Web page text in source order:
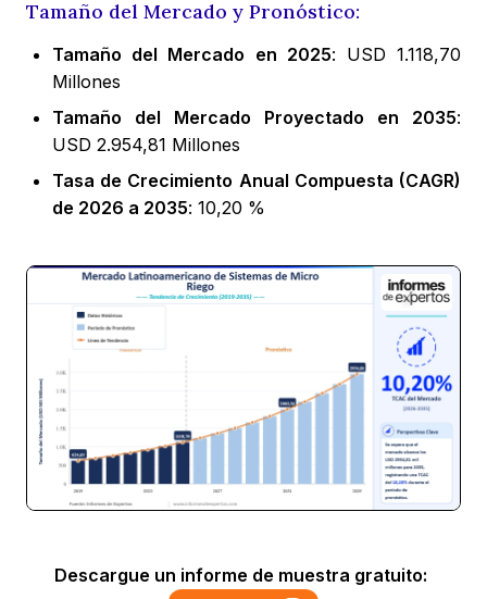
Tamaño del Mercado y Pronóstico:
Tamaño del Mercado en 2025: USD 1.118,70
Millones
Tamaño del Mercado Proyectado en 2035:
USD 2.954,81 Millones
Tasa de Crecimiento Anual Compuesta (CAGR)
de 2026 a 2035: 10,20 %
Descargue un informe de muestra gratuito: